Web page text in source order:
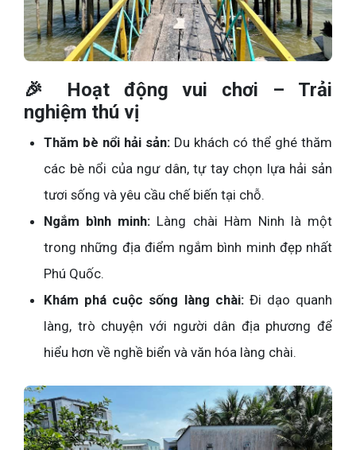
🎉 Hoạt động vui chơi – Trải
nghiệm thú vị
Thăm bè nổi hải sản: Du khách có thể ghé thăm
các bè nổi của ngư dân, tự tay chọn lựa hải sản
tươi sống và yêu cầu chế biến tại chỗ.
Ngắm bình minh: Làng chài Hàm Ninh là một
trong những địa điểm ngắm bình minh đẹp nhất
Phú Quốc.
Khám phá cuộc sống làng chài:Đi dạo quanh
làng, trò chuyện với người dân địa phương để
hiểu hơn về nghề biển và văn hóa làng chài.